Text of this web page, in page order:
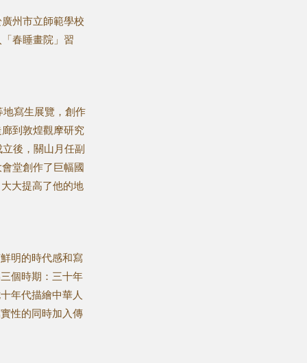
州市立師範學校
春睡畫院」習
地寫生展覽，創作
到敦煌觀摩研究
後，關山月任副
堂創作了巨幅國
大提高了他的地
明的時代感和寫
個時期：三十年
年代描繪中華人
性的同時加入傳